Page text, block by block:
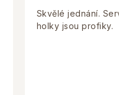
Skvělé jednání.
holky jsou profiky.